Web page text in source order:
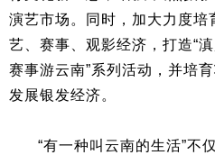
演艺市场。同时，加大力度培
艺、赛事、观影经济，打造“
赛事游云南”系列活动，并培
发展银发经济。
“有一种叫云南的生活”不